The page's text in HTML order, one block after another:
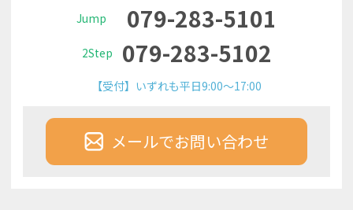
Jump 079-283-5101
2Step 079-283-5102
【受付】いずれも平日9:00～17:00
メールでお問い合わせ